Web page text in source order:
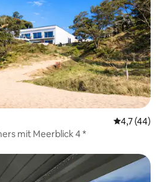
4,7 (44)
mit Meerblick 4 *